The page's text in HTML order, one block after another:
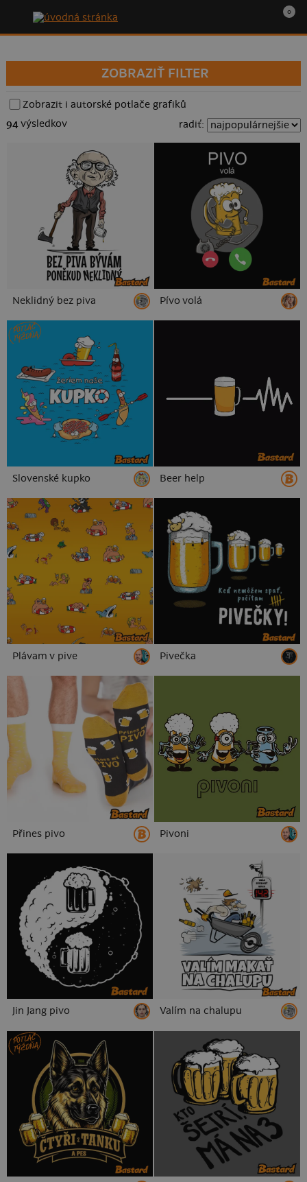
0
ZOBRAZIŤ FILTER
Zobrazit i autorské potlače grafiků
94výsledkov radiť:
Neklidný bez piva Pívo volá
POTLAČ
TÝŽDŇA
Slovenské kupko Beer help
Plávam v pive Pivečka
Přines pivo Pivoni
Jin Jang pivo Valím na chalupu
POTLAČ
TÝŽDŇA